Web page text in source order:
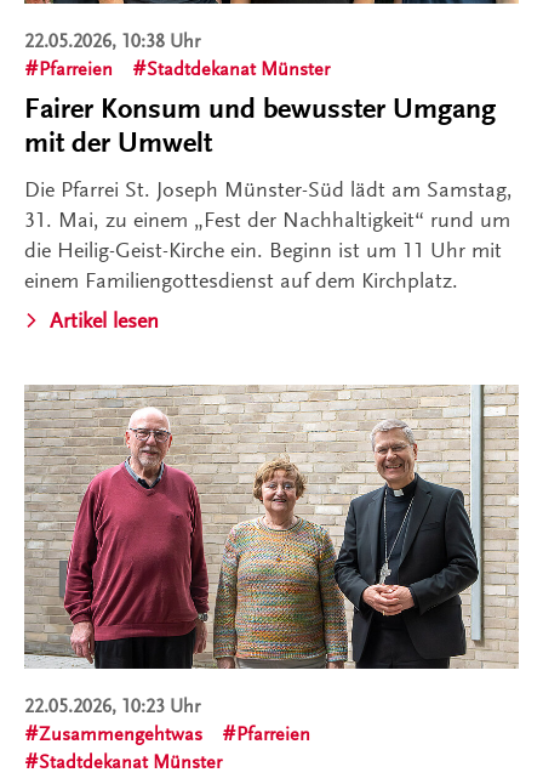
22.05.2026, 10:38 Uhr
Pfarreien
Stadtdekanat Münster
Fairer Konsum und bewusster Umgang
mit der Umwelt
Die Pfarrei St. Joseph Münster-Süd lädt am Samstag,
31. Mai, zu einem „Fest der Nachhaltigkeit“ rund um
die Heilig-Geist-Kirche ein. Beginn ist um 11 Uhr mit
einem Familiengottesdienst auf dem Kirchplatz.
Artikel lesen
22.05.2026, 10:23 Uhr
Zusammengehtwas
Pfarreien
Stadtdekanat Münster